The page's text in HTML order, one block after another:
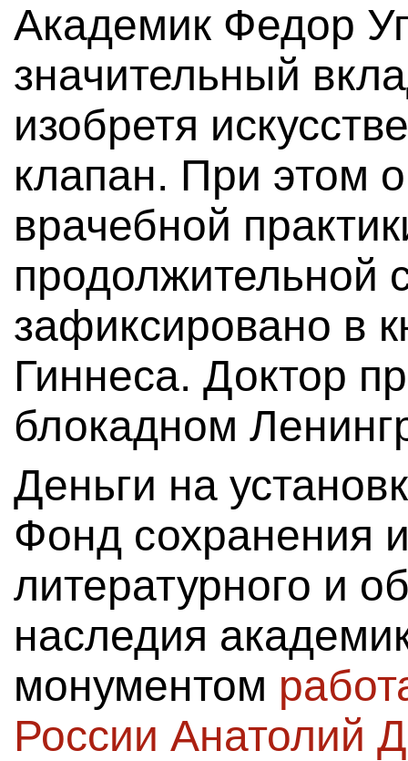
Академик Федор
значительный
изобретя
клапан. При этом
врачебной
продолжительной
зафиксировано в
Гиннеса. Доктор
блокадном
Деньги на
Фонд сохранения
литературного и
наследия
монументом
России Анатолий